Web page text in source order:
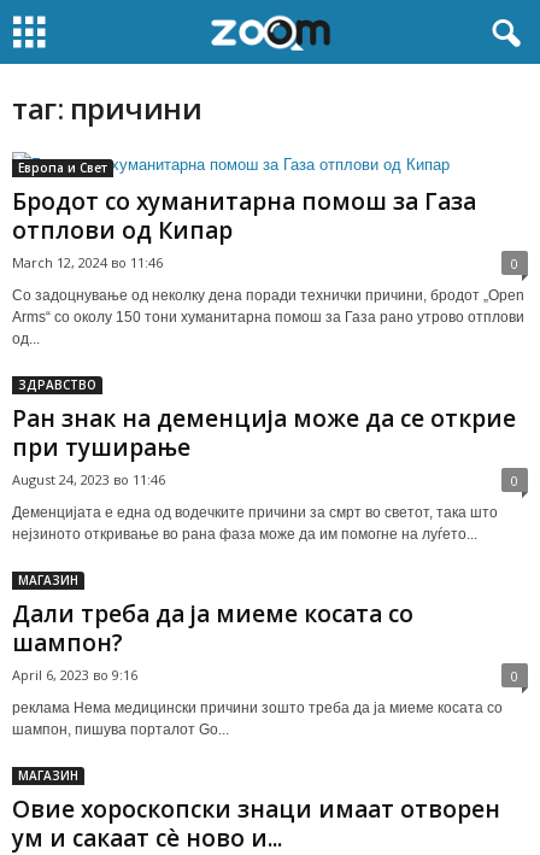
таг: причини
Европа и Свет
Бродот со хуманитарна помош за Газа
отплови од Кипар
March 12, 2024 во 11:46 0
Со задоцнување од неколку дена поради технички причини, бродот „Open
Arms“ со околу 150 тони хуманитарна помош за Газа рано утрово отплови
од...
ЗДРАВСТВО
Ран знак на деменција може да се открие
при туширање
August 24, 2023 во 11:46 0
Деменцијата е една од водечките причини за смрт во светот, така што
нејзиното откривање во рана фаза може да им помогне на луѓето...
МАГАЗИН
Дали треба да ја миеме косата со
шампон?
April 6, 2023 во 9:16 0
реклама Нема медицински причини зошто треба да ја миеме косата со
шампон, пишува порталот Go...
МАГАЗИН
Овие хороскопски знаци имаат отворен
ум и сакаат сè ново и...